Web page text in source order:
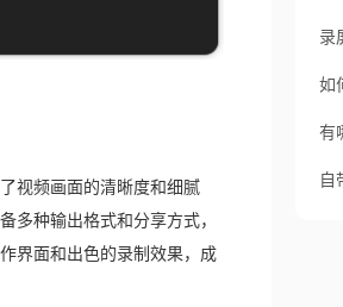
视频画面的清晰度和细腻
多种输出格式和分享方式，
界面和出色的录制效果，成